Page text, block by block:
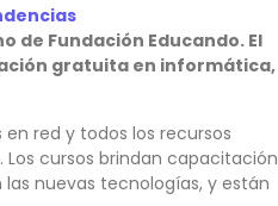
de Fundación Educando. El
gratuita en informática,
red y todos los recursos
cursos brindan capacitación
nuevas tecnologías, y están